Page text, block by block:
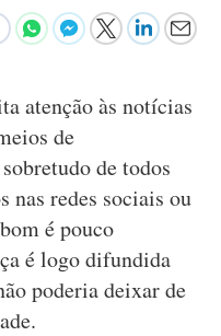
atenção às notícias
de
de todos
nas redes sociais ou
é pouco
é logo difundida
poderia deixar de